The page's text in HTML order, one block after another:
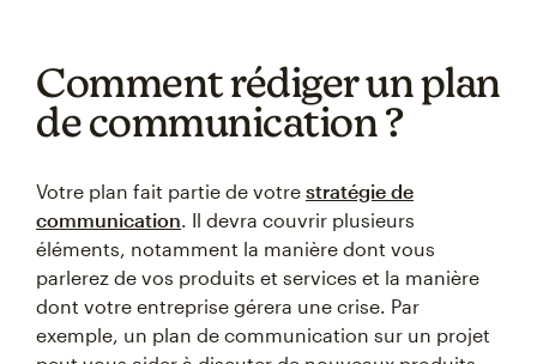
Comment rédiger un plan
de communication ?
Votre plan fait partie de votre stratégie de
communication. Il devra couvrir plusieurs
éléments, notamment la manière dont vous
parlerez de vos produits et services et la manière
dont votre entreprise gérera une crise. Par
exemple, un plan de communication sur un projet